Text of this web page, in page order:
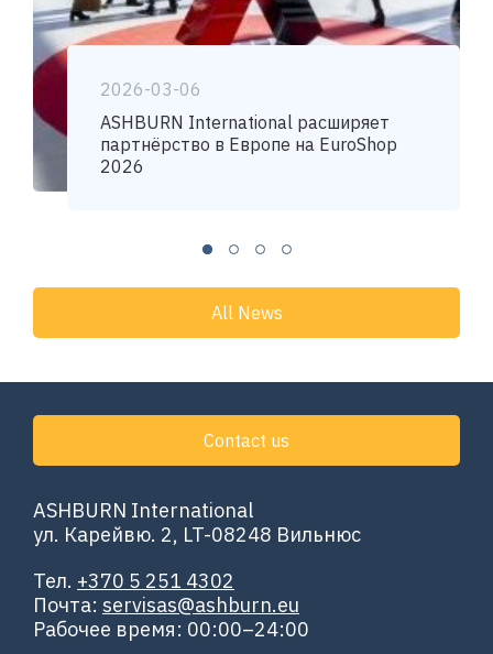
2026-03-06
ASHBURN International расширяет
партнёрство в Европе на EuroShop
2026
All News
ASHBURN International
ул. Карейвю. 2, LT-08248 Вильнюс
Тел. +370 5 251 4302
Почта: servisas@ashburn.eu
Рабочее время: 00:00–24:00
Contact us